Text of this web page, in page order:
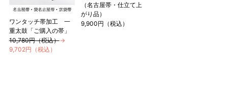
ワンタッチ帯加工 一
重太鼓「ご購入の帯」
10,780円（税込）→
9,702円（税込）
（名古屋帯・仕立て上
がり品）
9,900円（税込）